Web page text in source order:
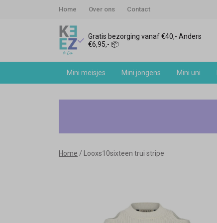
Home Over ons Contact
Gratis bezorging vanaf €40,- Anders
€6,95,- 📦
Mini meisjes Mini jongens Mini uni
Looxs10sixteen
stripeHome Looxs10sixteen trui stripe